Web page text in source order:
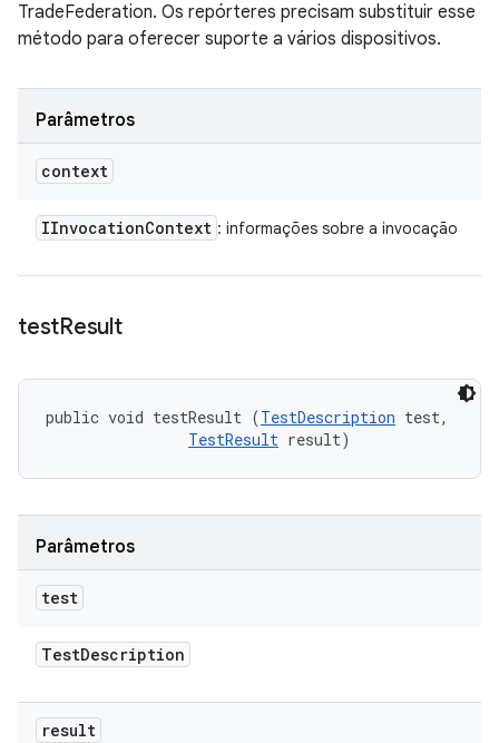
TradeFederation. Os repórteres precisam substituir esse
método para oferecer suporte a vários dispositivos.
Parâmetros
context
IInvocationContext : informações sobre a invocação
testResult
public void testResult (TestDescription test,
TestResult result)
Parâmetros
test
TestDescription
result